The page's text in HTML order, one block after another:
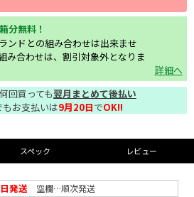
分無料！
ンドとの組み合わせは出来ませ
み合わせは、割引対象外となりま
詳細へ
回買っても翌月まとめて後払い
お支払いは9月20日でOK!!
スペック レビュー
発送 空欄…順次発送